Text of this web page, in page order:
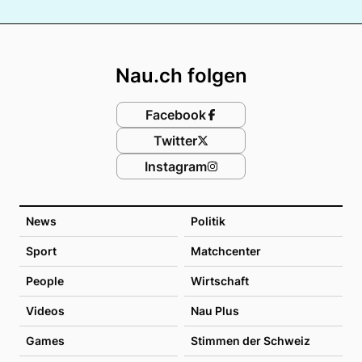
News Politik
Sport Matchcenter
People Wirtschaft
Videos Nau Plus
Games Stimmen der Schweiz
Nau.ch folgen
Facebook
Twitter
Instagram